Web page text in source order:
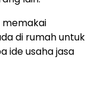
memakai
di rumah untuk
ide usaha jasa